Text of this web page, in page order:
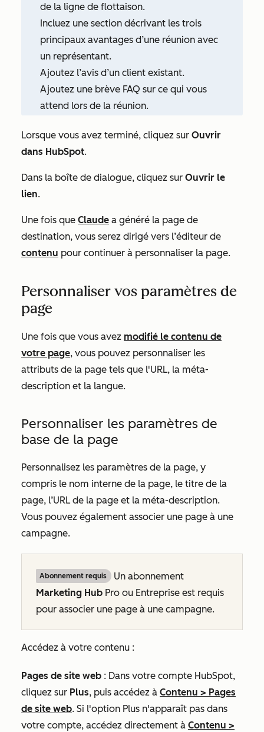
de la ligne de flottaison.
Incluez une section décrivant les trois
principaux avantages d’une réunion avec
un représentant.
Ajoutez l’avis d’un client existant.
Ajoutez une brève FAQ sur ce qui vous
attend lors de la réunion.
Lorsque vous avez terminé, cliquez sur Ouvrir
dans HubSpot.
Dans la boîte de dialogue, cliquez sur Ouvrir le
lien.
Une fois que Claude a généré la page de
destination, vous serez dirigé vers l’éditeur de
contenu pour continuer à personnaliser la page.
Personnaliser vos paramètres de
page
Une fois que vous avez modifié le contenu de
votre page, vous pouvez personnaliser les
attributs de la page tels que l'URL, la méta-
description et la langue.
Personnaliser les paramètres de
base de la page
Personnalisez les paramètres de la page, y
compris le nom interne de la page, le titre de la
page, l’URL de la page et la méta-description.
Vous pouvez également associer une page à une
campagne.
Abonnement requis
Un abonnement
Marketing Hub Pro ou Entreprise est requis
pour associer une page à une campagne.
Accédez à votre contenu :
Pages de site web : Dans votre compte HubSpot,
cliquez sur Plus, puis accédez à Contenu > Pages
de site web. Si l'option Plus n'apparaît pas dans
votre compte, accédez directement à Contenu >